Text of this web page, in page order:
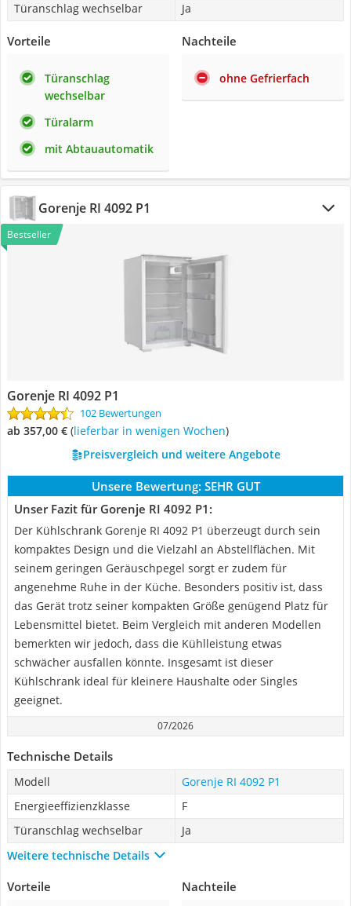
Türanschlag wechselbar
Ja
Vorteile
Türanschlag
wechselbar
Türalarm
mit Abtauautomatik
Nachteile
ohne Gefrierfach
Gorenje RI 4092 P1
Bestseller
Gorenje RI 4092 P1
102 Bewertungen
ab 357,00 € ( Lieferbar in wenigen Wochen)
Preisvergleich und weitere Angebote
Unsere Bewertung: SEHR GUT
Unser Fazit für Gorenje RI 4092 P1:
Der Kühlschrank Gorenje RI 4092 P1 überzeugt durch sein
kompaktes Design und die Vielzahl an Abstellflächen. Mit
seinem geringen Geräuschpegel sorgt er zudem für
angenehme Ruhe in der Küche. Besonders positiv ist, dass
das Gerät trotz seiner kompakten Größe genügend Platz für
Lebensmittel bietet. Beim Vergleich mit anderen Modellen
bemerkten wir jedoch, dass die Kühlleistung etwas
schwächer ausfallen könnte. Insgesamt ist dieser
Kühlschrank ideal für kleinere Haushalte oder Singles
geeignet.
07/2026
Technische Details
Modell
Gorenje RI 4092 P1
Energieeffizienzklasse
F
Türanschlag wechselbar
Ja
Weitere technische Details
Vorteile Nachteile